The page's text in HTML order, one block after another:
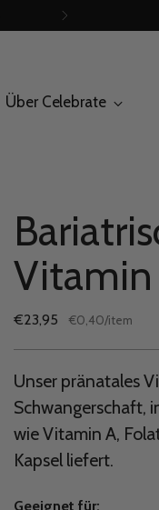
Über Celebrate
Vitamin
Regulärer
€23,95Stückpreis
€0,40/per
item
Unser pränatales
Schwangerschaft,
wie Vitamin A,
Kapsel liefert.
Geeignet für: